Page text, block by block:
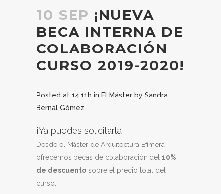
10 SEP ¡NUEVA
BECA INTERNA DE
COLABORACIÓN
CURSO 2019-2020!
Posted at 14:11h in El Máster by Sandra
Bernal Gómez
¡Ya puedes solicitarla!
Desde el Máster de Arquitectura Efímera
ofrecemos becas de colaboración del 10%
de descuento sobre el precio total del
curso: